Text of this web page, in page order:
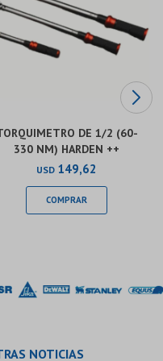
DE 1/2 (60-
330 NM) HARDEN ++
USD 149,62
NOTICIAS